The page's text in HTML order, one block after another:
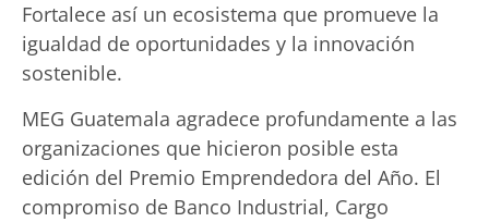
Fortalece así un ecosistema que promueve la
igualdad de oportunidades y la innovación
sostenible.
MEG Guatemala agradece profundamente a las
organizaciones que hicieron posible esta
edición del Premio Emprendedora del Año. El
compromiso de Banco Industrial, Cargo